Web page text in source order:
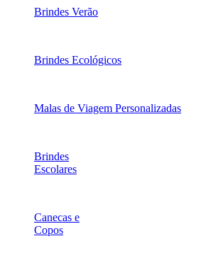
Brindes Verão
Brindes Ecológicos
Malas de Viagem Personalizadas
Brindes
Escolares
Canecas e
Copos